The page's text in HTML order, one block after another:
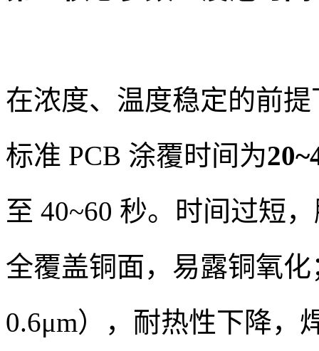
在浓度、温度稳定的前提
标准 PCB 涂覆时间为
至 40~60 秒。时间过短
全覆盖铜面，易露铜氧
0.6μm），耐热性下降，